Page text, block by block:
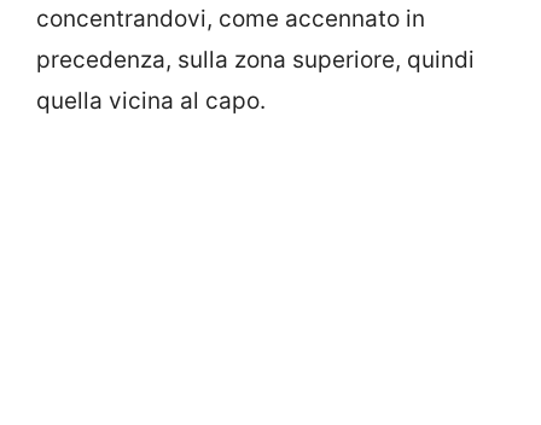
concentrandovi, come accennato in
precedenza, sulla zona superiore, quindi
quella vicina al capo.